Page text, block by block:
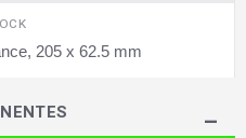
205 x 62.5 mm